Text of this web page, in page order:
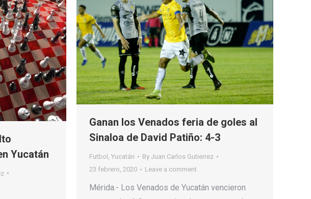
Yucatán
Ganan los Venados feria de goles al
Sinaloa de David Patiño: 4-3
Futbol , Yucatán By Juan Carlos Gutierrez
23 febrero, 2020
Leave a comment
Mérida.- Los Venados de Yucatán vencieron